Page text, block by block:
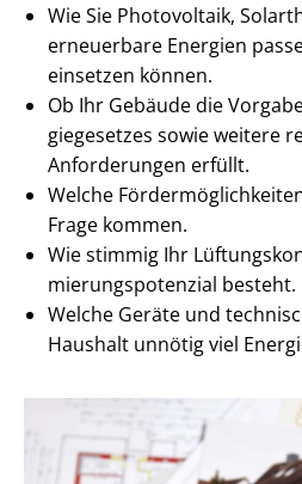
Wie Sie Photovoltaik,
erneuerbare Energien
einsetzen können.
Ob Ihr Gebäude die
gie­ge­set­zes sowie weitere
Anforderungen erfüllt.
Welche
Frage kommen.
Wie stimmig Ihr
mie­rungs­po­ten­zi­al besteht.
Welche Geräte und
Haushalt unnötig viel